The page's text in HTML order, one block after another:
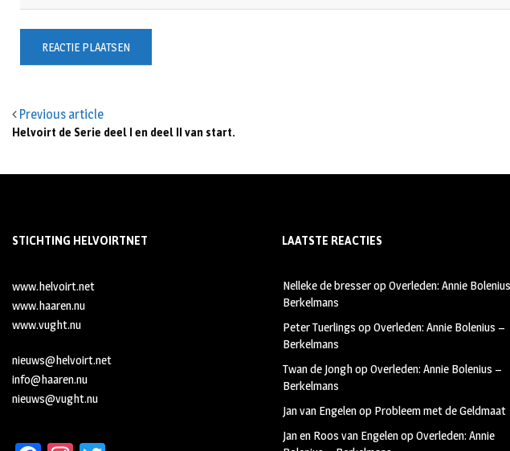
Previous article
Helvoirt de Serie deel I en deel II van start.
STICHTING HELVOIRTNET
www.helvoirt.net
www.haaren.nu
www.vught.nu
nieuws@helvoirt.net
info@haaren.nu
nieuws@vught.nu
LAATSTE REACTIES
Nelleke de bresseropOverleden: Annie
Berkelmans
Peter Tuerlings opOverleden: Annie Bolenius –
Berkelmans
Twan de JonghopOverleden: Annie Bolenius –
Berkelmans
Jan van Engelenop Probleem met de Geldmaat
Jan en Roos van EngelenopOverleden: Annie